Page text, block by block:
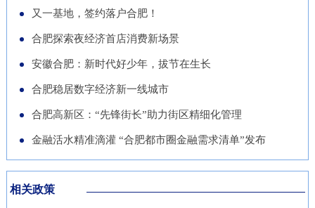
态。
徽正在全力发展的重点产业，努
力推动展商变投资商。科技与开
最快汽车仰望U9、在2025机器
人足球世界杯上夺冠的人形机器
人、可
的“助推器”、绿色经济的“新引
擎”。 扩绿兴绿护绿 筑牢美丽安
徽生态屏障清晨五点，潜山市驼
岭国有林场东风管护点，今年57
1988年参加工作起，这条巡山路
队“基于无人机空天信息的高速
路施工全过程的可视化、智能化
监管需求，通过无人机与 AI 算
法结合，实现高速公路施工安全
隐患实时识别与动态预警，构建
又一基地，签约落户合肥！
合肥探索夜经济首店消费新场景
安徽合肥：新时代好少年，拔节在生长
合肥稳居数字经济新一线城市
合肥高新区：“先锋街长”助力街区精细化管理
金融活水精准滴灌 “合肥都市圈金融需求清单”发布
相关政策